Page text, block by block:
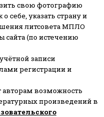
свою фотографию
себе, указать страну и
литсовета МПЛО
сайта (по истечению
записи
регистрации и
авторам возможность
произведений в